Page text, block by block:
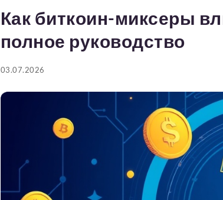
Как биткоин-миксеры
полное руководство
03.07.2026